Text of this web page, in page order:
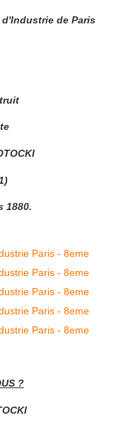
d'Industrie de Paris
1880.
?